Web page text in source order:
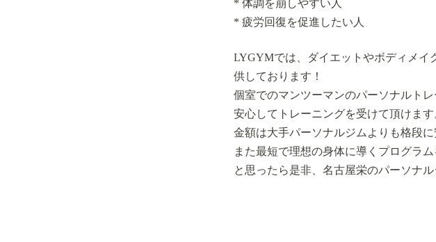
* 体調を崩しやすい人
* 疲労回復を促進したい人
LYGYMでは、ダイエットやボディメイ
供しております！
個室でのマンツーマンのパーソナルト
安心してトレーニングを受けて頂けます
金額は大手パーソナルジムよりも格段
また最短で理想の身体に導くプログラ
と思ったら是非、名古屋栄のパーソナ